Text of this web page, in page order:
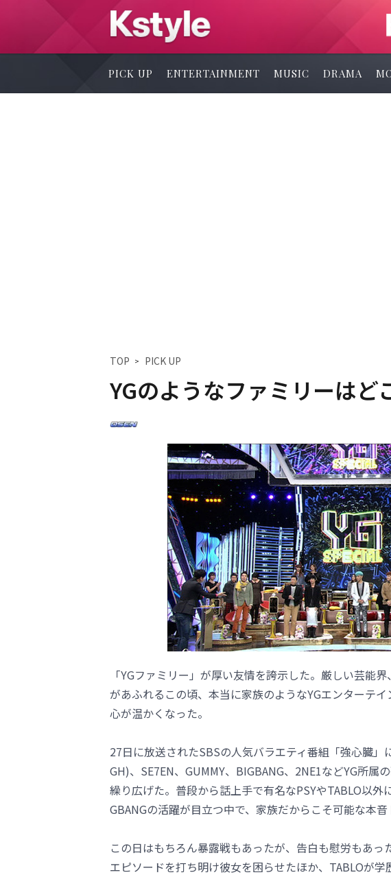
PICK UP ENTERTAINMENT MUSIC DRAMA
TOP PICK UP
YGのようなファミリーはど
「YGファミリー」が厚い友情を誇示した。厳しい芸能
があふれるこの頃、本当に家族のようなYGエンターテ
心が温かくなった。
27日に放送されたSBSの人気バラエティ番組「強心臓」
GH)、SE7EN、GUMMY、BIGBANG、2NE1などYG所属
繰り広げた。普段から話上手で有名なPSYやTABLO以
GBANGの活躍が目立つ中で、家族だからこそ可能な本音
この日はもちろん暴露戦もあったが、告白も慰労もあっ
エピソードを打ち明け彼女を困らせたほか、TABLOが